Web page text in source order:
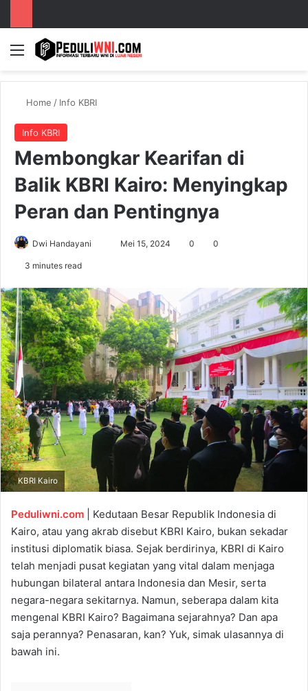
Menu
Home / Info KBRI
Info KBRI
Membongkar Kearifan di
Balik KBRI Kairo: Menyingkap
Peran dan Pentingnya
Dwi Handayani
d
n
e
m
a
i
l
Mei 15, 2024 0 0
3 minutes read
KBRI Kairo
Peduliwni.com | Kedutaan Besar Republik Indonesia di
Kairo, atau yang akrab disebut KBRI Kairo, bukan sekadar
institusi diplomatik biasa. Sejak berdirinya, KBRI di Kairo
telah menjadi pusat kegiatan yang vital dalam menjaga
hubungan bilateral antara Indonesia dan Mesir, serta
negara-negara sekitarnya. Namun, seberapa dalam kita
mengenal KBRI Kairo? Bagaimana sejarahnya? Dan apa
saja perannya? Penasaran, kan? Yuk, simak ulasannya di
bawah ini.